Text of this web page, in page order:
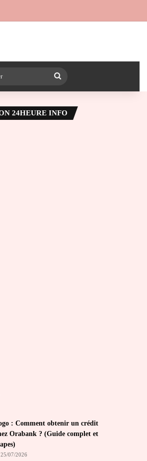
24HEURE INFO
: Comment obtenir un crédit
Orabank ? (Guide complet et
25/07/2026